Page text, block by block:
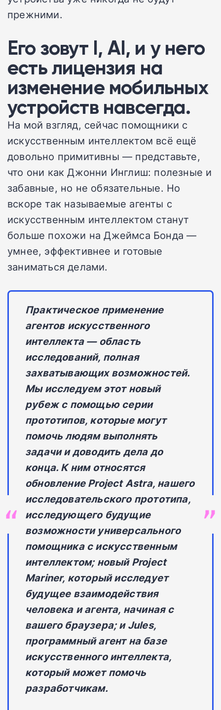
прежними.
Его зовут I, AI, и у него
есть лицензия на
изменение мобильных
устройств навсегда.
На мой взгляд, сейчас помощники с
искусственным интеллектом всё ещё
довольно примитивны — представьте,
что они как Джонни Инглиш: полезные и
забавные, но не обязательные. Но
вскоре так называемые агенты с
искусственным интеллектом станут
больше похожи на Джеймса Бонда —
умнее, эффективнее и готовые
заниматься делами.
Практическое применение
агентов искусственного
интеллекта — область
исследований, полная
захватывающих возможностей.
Мы исследуем этот новый
рубеж с помощью серии
прототипов, которые могут
помочь людям выполнять
задачи и доводить дела до
конца. К ним относятся
обновление Project Astra, нашего
исследовательского прототипа,
исследующего будущие
возможности универсального
помощника с искусственным
интеллектом; новый Project
Mariner, который исследует
будущее взаимодействия
человека и агента, начиная с
вашего браузера; и Jules,
программный агент на базе
искусственного интеллекта,
который может помочь
разработчикам.